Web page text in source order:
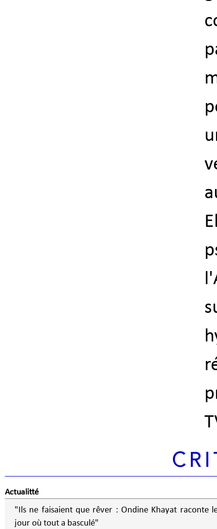
Actualitté
"Ils ne faisaient que rêver : Ondine Khayat raconte
jour où tout a basculé"